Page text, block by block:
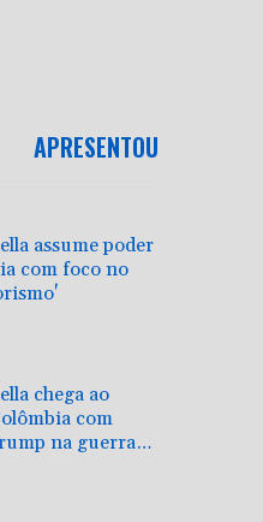
APRESENTOU
assume poder
com foco no
chega ao
com
na guerra